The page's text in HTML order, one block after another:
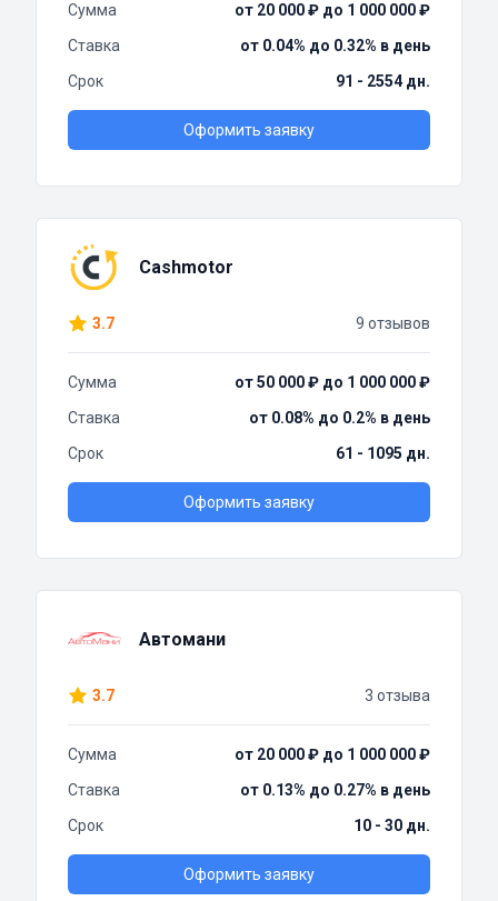
Сумма
от 20 000 ₽ до 1 000 000 ₽
Ставка
от 0.04% до 0.32% в день
Срок
91 - 2554 дн.
Оформить заявку
Cashmotor
3.7 9 отзывов
Сумма
от 50 000 ₽ до 1 000 000 ₽
Ставка
от 0.08% до 0.2% в день
Срок
61 - 1095 дн.
Оформить заявку
Автомани
3.7 3 отзыва
Сумма
от 20 000 ₽ до 1 000 000 ₽
Ставка
от 0.13% до 0.27% в день
Срок
10 - 30 дн.
Оформить заявку